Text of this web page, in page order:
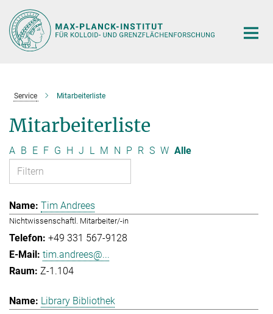
Hauptinhalt
Service Mitarbeiterliste
Mitarbeiterliste
A B E F G H J L M N P R S W Alle
Tim Andrees
Nichtwissenschaftl. Mitarbeiter/-in
+49 331 567-9128
tim.andrees@...
Z-1.104
Library Bibliothek